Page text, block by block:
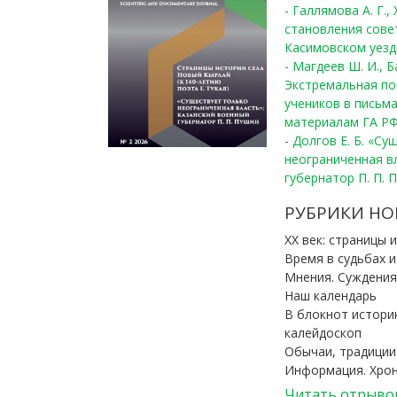
- Галлямова А.
становления
Касимовском
- Магдеев Ш. И.,
Экстремальная
учеников в
материалам ГА
- Долгов Е. Б.
неограниченная
губернатор П. П.
РУБРИКИ
ХХ век: страницы
Время в судьбах
Мнения.
Наш календарь
В блокнот
калейдоскоп
Обычаи,
Информация.